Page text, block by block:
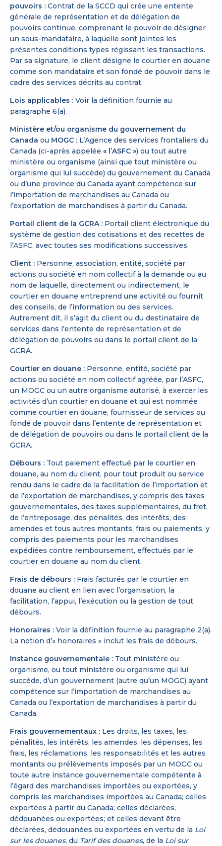
pouvoirs : Contrat de la SCCD qui crée une entente
générale de représentation et de délégation de
pouvoirs continue, comprenant le pouvoir de désigner
un sous-mandataire, à laquelle sont jointes les
présentes conditions types régissant les transactions.
Par sa signature, le client désigne le courtier en douane
comme son mandataire et son fondé de pouvoir dans le
cadre des services décrits au contrat.
Lois applicables : Voir la définition fournie au
paragraphe 6(a).
Ministère et/ou organisme du gouvernement du
Canada ou MOGC : L’Agence des services frontaliers du
Canada (ci-après appelée « l’ASFC ») ou tout autre
ministère ou organisme (ainsi que tout ministère ou
organisme qui lui succède) du gouvernement du Canada
ou d’une province du Canada ayant compétence sur
l’importation de marchandises au Canada ou
l’exportation de marchandises à partir du Canada.
Portail client de la GCRA : Portail client électronique du
système de gestion des cotisations et des recettes de
l’ASFC, avec toutes ses modifications successives.
Client : Personne, association, entité, société par
actions ou société en nom collectif à la demande ou au
nom de laquelle, directement ou indirectement, le
courtier en douane entreprend une activité ou fournit
des conseils, de l’information ou des services.
Autrement dit, il s’agit du client ou du destinataire de
services dans l’entente de représentation et de
délégation de pouvoirs ou dans le portail client de la
GCRA.
Courtier en douane : Personne, entité, société par
actions ou société en nom collectif agréée, par l’ASFC,
un MOGC ou un autre organisme autorisé, à exercer les
activités d’un courtier en douane et qui est nommée
comme courtier en douane, fournisseur de services ou
fondé de pouvoir dans l’entente de représentation et
de délégation de pouvoirs ou dans le portail client de la
GCRA.
Débours : Tout paiement effectué par le courtier en
douane, au nom du client, pour tout produit ou service
rendu dans le cadre de la facilitation de l’importation et
de l’exportation de marchandises, y compris des taxes
gouvernementales, des taxes supplémentaires, du fret,
de l’entreposage, des pénalités, des intérêts, des
amendes et tous autres montants, frais ou paiements, y
compris des paiements pour les marchandises
expédiées contre remboursement, effectués par le
courtier en douane au nom du client.
Frais de débours : Frais facturés par le courtier en
douane au client en lien avec l’organisation, la
facilitation, l’appui, l’exécution ou la gestion de tout
débours.
Honoraires : Voir la définition fournie au paragraphe 2(a).
La notion d’« honoraires » inclut les frais de débours.
Instance gouvernementale : Tout ministère ou
organisme, ou tout ministère ou organisme qui lui
succède, d’un gouvernement (autre qu’un MOGC) ayant
compétence sur l’importation de marchandises au
Canada ou l’exportation de marchandises à partir du
Canada.
Frais gouvernementaux : Les droits, les taxes, les
pénalités, les intérêts, les amendes, les dépenses, les
frais, les réclamations, les responsabilités et les autres
montants ou prélèvements imposés par un MOGC ou
toute autre instance gouvernementale compétente à
l’égard des marchandises importées ou exportées, y
compris les marchandises importées au Canada; celles
exportées à partir du Canada; celles déclarées,
dédouanées ou exportées; et celles devant être
déclarées, dédouanées ou exportées en vertu de la Loi
sur les douanes, du Tarif des douanes, de la Loi sur